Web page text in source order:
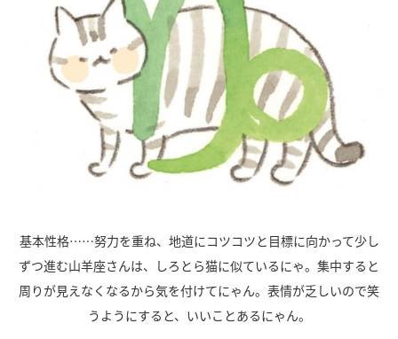
基本性格……努力を重ね、地道にコツコツと目標に向かって少し
ずつ進む山羊座さんは、しろとら猫に似ているにゃ。集中すると
周りが見えなくなるから気を付けてにゃん。表情が乏しいので笑
うようにすると、いいことあるにゃん。